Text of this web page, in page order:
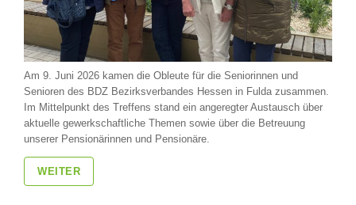
Am 9. Juni 2026 kamen die Obleute für die Seniorinnen und
Senioren des BDZ Bezirksverbandes Hessen in Fulda zusammen.
Im Mittelpunkt des Treffens stand ein angeregter Austausch über
aktuelle gewerkschaftliche Themen sowie über die Betreuung
unserer Pensionärinnen und Pensionäre.
WEITER